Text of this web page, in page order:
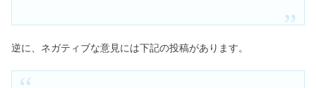
アーバンリサーチの年齢層！やばい評
逆に、ネガティブな意見には下記の投稿があります。